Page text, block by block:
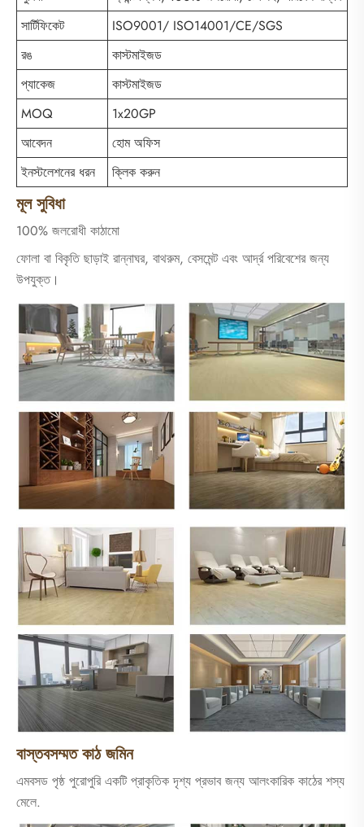
সার্টিফিকেট
ISO9001/ ISO14001/CE/SGS
রঙ
কাস্টমাইজড
প্যাকেজ
কাস্টমাইজড
MOQ
1x20GP
আবেদন
হোম অফিস
ইনস্টলেশনের ধরন
ক্লিক করুন
মূল সুবিধা
100% জলরোধী কাঠামো
ফোলা বা বিকৃতি ছাড়াই রান্নাঘর, বাথরুম, বেসমেন্ট এবং আর্দ্র পরিবেশের জন্য
উপযুক্ত।
বাস্তবসম্মত কাঠ জমিন
এমবসড পৃষ্ঠ পুরোপুরি একটি প্রাকৃতিক দৃশ্য প্রভাব জন্য আলংকারিক কাঠের শস্য
মেলে.